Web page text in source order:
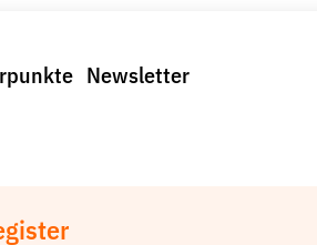
Newsletter